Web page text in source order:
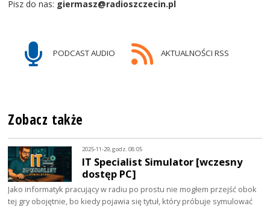
Pisz do nas: giermasz@radioszczecin.pl
PODCAST AUDIO AKTUALNOŚCI RSS
Zobacz także
2025-11-29, godz. 08:05
IT Specialist Simulator [wczesny
dostęp PC]
Jako informatyk pracujący w radiu po prostu nie mogłem przejść obok
tej gry obojętnie, bo kiedy pojawia się tytuł, który próbuje symulować